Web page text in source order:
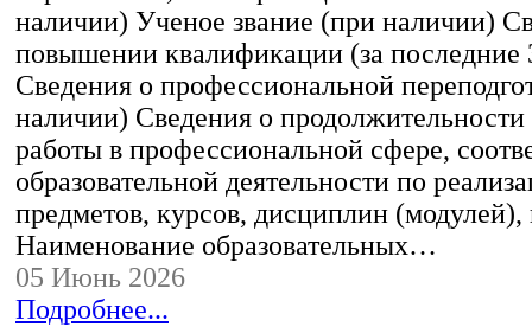
наличии) Ученое звание (при наличии)
повышении квалификации (за последние
Сведения о профессиональной
наличии) Сведения о
работы в профессиональной сфере,
образовательной деятельности по
предметов, курсов, дисциплин (модулей),
Наименование образовательных…
05 Июнь 2026
Подробнее...